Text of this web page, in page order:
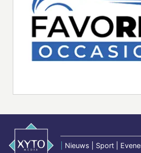
Nieuws | Sport |